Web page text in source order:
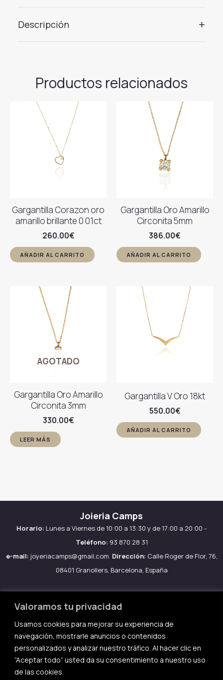
Valoramos tu privacidad
Usamos cookies para mejorar su experiencia de
navegación, mostrarle anuncios o contenidos
personalizados y analizar nuestro tráfico. Al hacer clic en
“Aceptar todo” usted da su consentimiento a nuestro uso
de las cookies.
Descripción +
Productos relacionados
Gargantilla Corazon oro
amarillo brillante 0 01ct
260.00€
AÑADIR AL CARRITO
Gargantilla Oro Amarillo
Circonita 5mm
386.00€
AÑADIR AL CARRITO
AGOTADO
Gargantilla Oro Amarillo
Circonita 3mm
330.00€
LEER MÁS
Gargantilla V Oro 18kt
550.00€
AÑADIR AL CARRITO
Joieria Camps
Horario: Lunes a Viernes de 10:00 a 13:30 y de 17:00 a 20:00 -
Teléfono: 93 870 28 31
e-mail: joyeriacamps@gmail.com Dirección: Calle Roger de Flor, 76,
08401 Granollers, Barcelona, España
Aviso legal
Política de Cookies
Política de privacidad